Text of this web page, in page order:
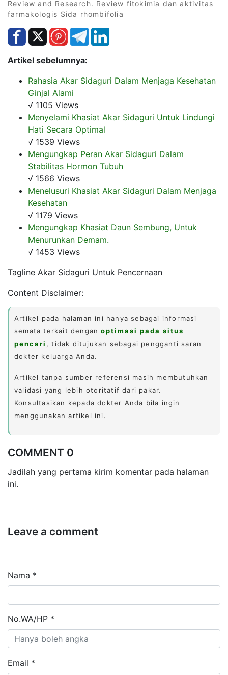
Review and Research. Review fitokimia dan aktivitas
farmakologis Sida rhombifolia
Artikel sebelumnya:
Rahasia Akar Sidaguri Dalam Menjaga Kesehatan
Ginjal Alami
√ 1105 Views
Menyelami Khasiat Akar Sidaguri Untuk Lindungi
Hati Secara Optimal
√ 1539 Views
Mengungkap Peran Akar Sidaguri Dalam
Stabilitas Hormon Tubuh
√ 1566 Views
Menelusuri Khasiat Akar Sidaguri Dalam Menjaga
Kesehatan
√ 1179 Views
Mengungkap Khasiat Daun Sembung, Untuk
Menurunkan Demam.
√ 1453 Views
Tagline Akar Sidaguri Untuk Pencernaan
Content Disclaimer:
Artikel pada halaman ini hanya sebagai informasi
semata terkait denganoptimasi pada situs
pencari , tidak ditujukan sebagai pengganti saran
dokter keluarga Anda.
Artikel tanpa sumber referensi masih membutuhkan
validasi yang lebih otoritatif dari pakar.
Konsultasikan kepada dokter Anda bila ingin
menggunakan artikel ini.
COMMENT 0
Jadilah yang pertama kirim komentar pada halaman
ini.
Leave a comment
Nama *
No.WA/HP *
Email *